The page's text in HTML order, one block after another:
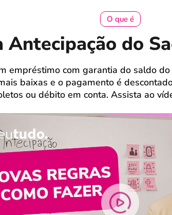
O que é
Antecipação do
empréstimo com garantia do saldo
baixas e o pagamento é
ou débito em conta. Assista ao